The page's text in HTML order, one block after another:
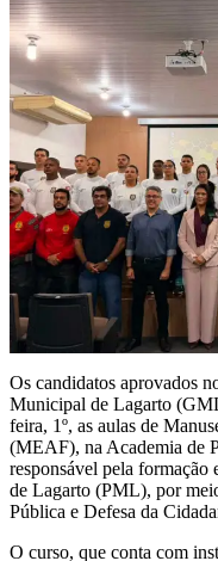
Os candidatos aprovados
Municipal de Lagarto
feira, 1º, as aulas de
(MEAF), na Academia de
responsável pela
de Lagarto (PML), por
Pública e Defesa da
O curso, que conta com